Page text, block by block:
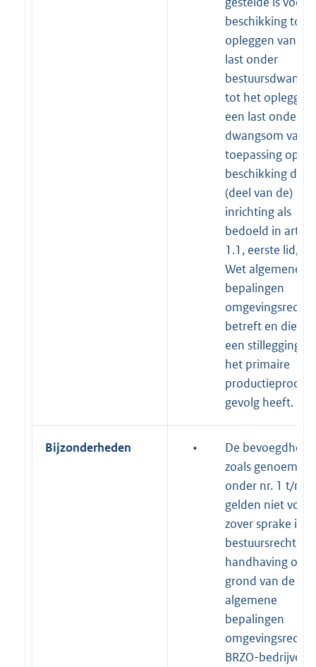
beschikking tot
opleggen van
last onder
bestuursdwang
tot het opleggen
een last onder
dwangsom van
toepassing op
beschikking die
(deel van de)
inrichting als
bedoeld in
1.1, eerste lid,
Wet algemene
bepalingen
omgevingsrecht
betreft en die
een stillegging
het primaire
productieproces
gevolg heeft.
Bijzonderheden •
De
zoals genoemd
onder nr. 1 t/m 8
gelden niet voor
zover sprake is
handhaving op
grond van de
algemene
bepalingen
omgevingsrecht
BRZO-bedrijven.